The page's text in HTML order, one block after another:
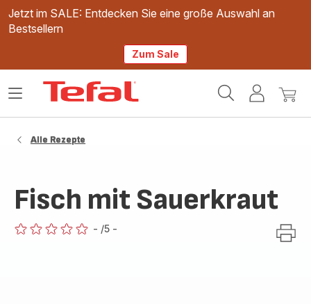
Jetzt im SALE: Entdecken Sie eine große Auswahl an
Bestsellern
Zum Sale
Mein
Mein
Das
Alle Rezepte
Fisch mit Sauerkraut
- /5 -